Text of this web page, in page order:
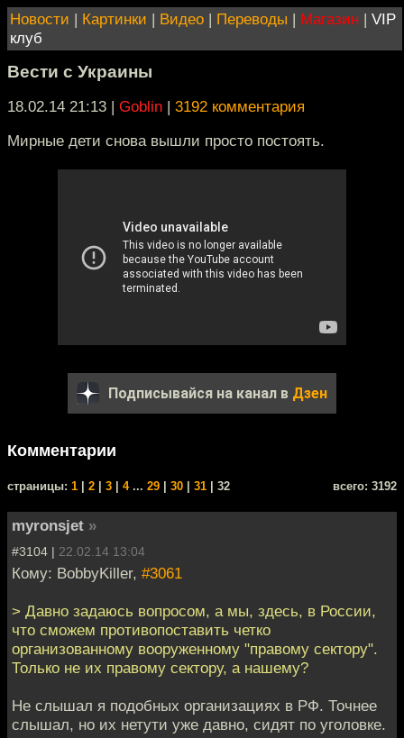
Новости | Картинки | Видео | Переводы | Магазин | VIP
клуб
Вести с Украины
18.02.14 21:13 | Goblin | 3192 комментария
Мирные дети снова вышли просто постоять.
Подписывайся на канал в Дзен
Комментарии
cтраницы: 1 2 3 4... 29 30 31 | 32 всего: 3192
myronsjet »
#3104 | 22.02.14 13:04
Кому: BobbyKiller, #3061
> Давно задаюсь вопросом, а мы, здесь, в России,
что сможем противопоставить четко
организованному вооруженному "правому сектору".
Только не их правому сектору, а нашему?
Не слышал я подобных организациях в РФ. Точнее
слышал, но их нетути уже давно, сидят по уголовке.